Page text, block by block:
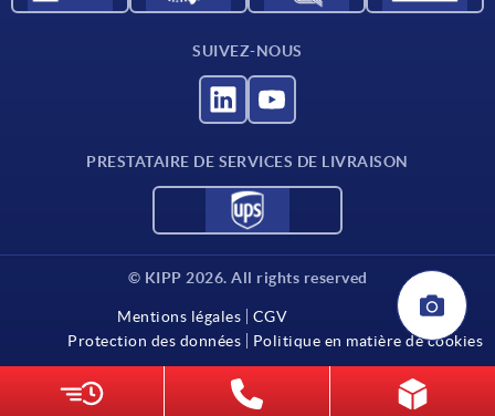
SUIVEZ-NOUS
PRESTATAIRE DE SERVICES DE LIVRAISON
© KIPP 2026. All rights reserved
Mentions légales
CGV
Protection des données
Politique en matière de cookies